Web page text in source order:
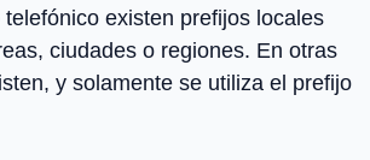
existen prefijos locales
ciudades o regiones. En otras
y solamente se utiliza el prefijo